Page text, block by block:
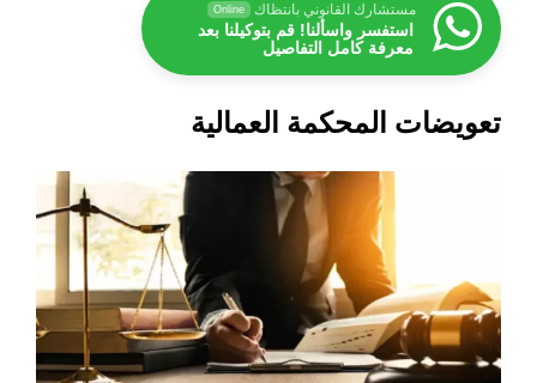
مستشارك القانوني بانتظاك Online
استفسر واسألنا! قم بتوكيلنا بعد
معرفة كامل التفاصيل
تعويضات المحكمة العمالية